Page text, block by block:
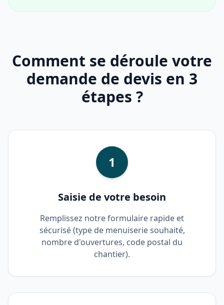
Comment se déroule votre
demande de devis en 3
étapes ?
1
Saisie de votre besoin
Remplissez notre formulaire rapide et
sécurisé (type de menuiserie souhaité,
nombre d'ouvertures, code postal du
chantier).